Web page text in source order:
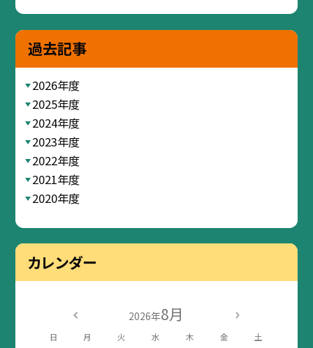
過去記事
2026年度
2025年度
2024年度
2023年度
2022年度
2021年度
2020年度
カレンダー
2026年8月
日 月 火 水 木 金 土